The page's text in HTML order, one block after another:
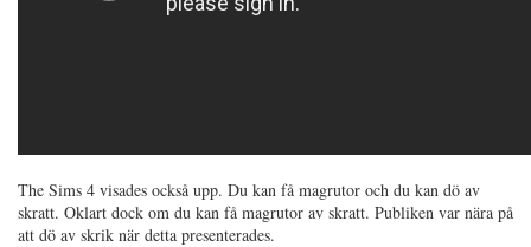
The Sims 4 visades också upp. Du kan få magrutor och du kan dö av
skratt. Oklart dock om du kan få magrutor av skratt. Publiken var nära på
att dö av skrik när detta presenterades.